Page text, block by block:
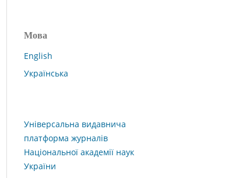
Мова
English
Українська
Універсальна видавнича
платформа журналів
Національної академії наук
України